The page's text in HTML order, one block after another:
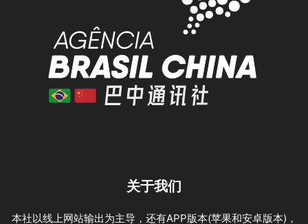
关于我们
本社以线上网站输出为主导，还有APP版本(苹果和安卓版本)，